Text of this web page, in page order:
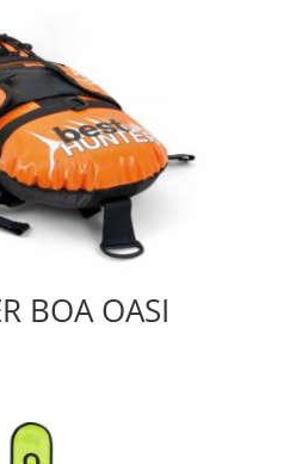
BOA OASI